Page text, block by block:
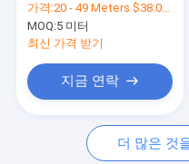
뉴스
모든 케이스
스테인레스 강 메시 벨트
쉬 금속
가격:20 - 49 Meters $38.00， 50 - 199 Meters $36.80，>=200 Meters $36.00
MOQ:5 미터
최신 가격 받기
지금 연락
더 많은 것